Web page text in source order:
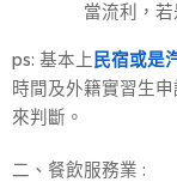
當流利，
ps: 基本上 民宿或是
時間及外籍實習生
來判斷。
二、餐飲服務業 :